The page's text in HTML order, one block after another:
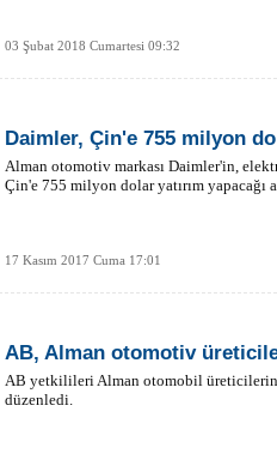
03 Şubat 2018 Cumartesi 09:32
Daimler, Çin'e 755 milyon
Alman otomotiv markası Daimler'in,
Çin'e 755 milyon dolar yatırım yapacağı
17 Kasım 2017 Cuma 17:01
AB, Alman otomotiv
AB yetkilileri Alman otomobil
düzenledi.